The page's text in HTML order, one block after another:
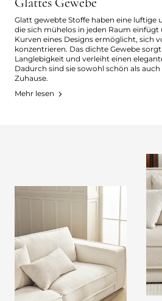
Glatt gewebte Stoffe haben eine luftige
die sich mühelos in jeden Raum
Kurven eines Designs ermöglicht, sich
konzentrieren. Das dichte Gewebe
Langlebigkeit und verleiht einen
Dadurch sind sie sowohl schön als
Zuhause.
Mehr lesen